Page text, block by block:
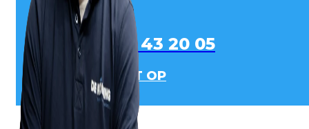
0413 - 43 20 05
NEEM CONTACT OP